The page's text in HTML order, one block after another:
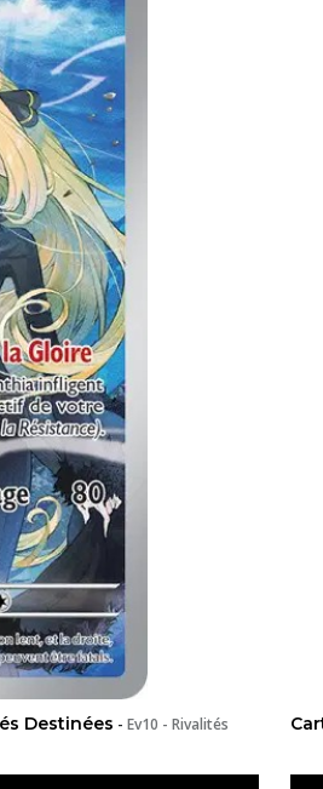
Destinées - Ev10 - Rivalités